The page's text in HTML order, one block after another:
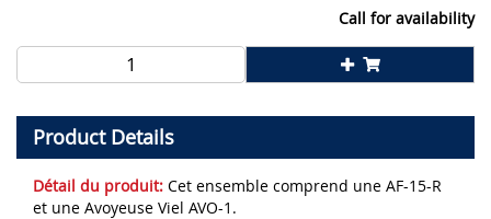
Call for availability
Product Details
Détail du produit: Cet ensemble comprend une AF-15-R
et une Avoyeuse Viel AVO-1.